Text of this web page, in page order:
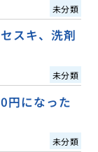
未分類
スキ、洗剤
未分類
円になった
未分類